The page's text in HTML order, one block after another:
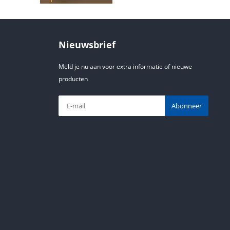
Nieuwsbrief
Meld je nu aan voor extra informatie of nieuwe
producten
Abonneer